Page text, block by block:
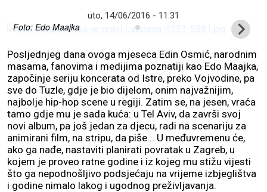
uto, 14/06/2016 - 11:31
ginem za pojedince"
Foto: Edo Maajka
Posljednjeg dana ovoga mjeseca Edin Osmić, narodnim
masama, fanovima i medijima poznatiji kao Edo Maajka,
započinje seriju koncerata od Istre, preko Vojvodine, pa
sve do Tuzle, gdje je bio dijelom, onim najvažnijim,
najbolje hip-hop scene u regiji. Zatim se, na jesen, vraća
tamo gdje mu je sada kuća: u Tel Aviv, da završi svoj
novi album, pa još jedan za djecu, radi na scenariju za
animirani film, na stripu, da piše... U međuvremenu će,
ako ga nađe, nastaviti planirati povratak u Zagreb, u
kojem je proveo ratne godine i iz kojeg mu stižu vijesti
što ga nepodnošljivo podsjećaju na vrijeme izbjeglištva
i godine nimalo lakog i ugodnog preživljavanja.